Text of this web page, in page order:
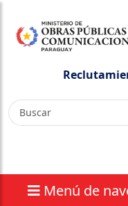
Menú de